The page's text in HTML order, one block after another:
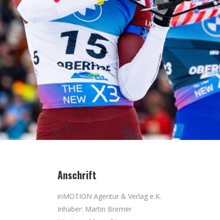
Anschrift
inMOTION Agentur & Verlag e.K.
Inhaber: Martin Bremer